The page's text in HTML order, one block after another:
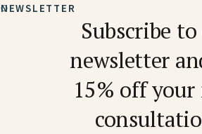
NEWSLETTER
Subscribe
newsletter
15% off